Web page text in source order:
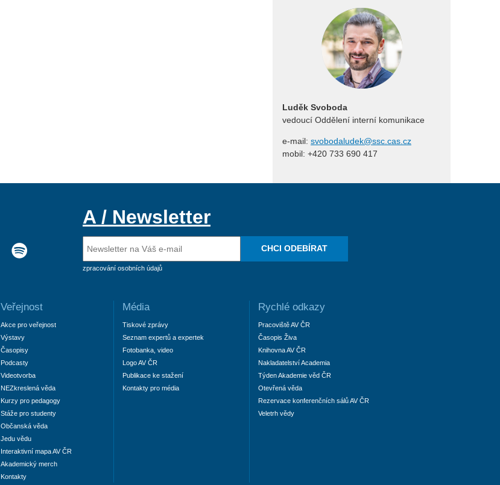
Luděk Svoboda
vedoucí Oddělení interní komunikace
e-mail: svobodaludek@ssc.cas.cz
mobil: +420 733 690 417
A / Newsletter
zpracování osobních údajů
CHCI ODEBÍRAT
Veřejnost
Akce pro veřejnost
Výstavy
Časopisy
Podcasty
Videotvorba
NEZkreslená věda
Kurzy pro pedagogy
Stáže pro studenty
Občanská věda
Jedu vědu
Interaktivní mapa AV ČR
Akademický merch
Kontakty
Média
Tiskové zprávy
Seznam expertů a expertek
Fotobanka, video
Logo AV ČR
Publikace ke stažení
Kontakty pro média
Rychlé odkazy
Pracoviště AV ČR
Časopis Živa
Knihovna AV ČR
Nakladatelství Academia
Týden Akademie věd ČR
Otevřená věda
Rezervace konferenčních sálů AV ČR
Veletrh vědy